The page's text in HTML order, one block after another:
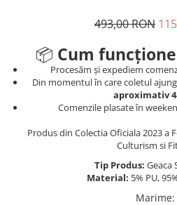
493,00 RON
📦 Cum
Procesăm și expediem
Din momentul în care coletul
aproximativ
Comenzile plasate în
Produs din Colectia Oficiala 2023 a
Culturism si
Tip Produs: Geaca
Material: 5% PU,
Marime: